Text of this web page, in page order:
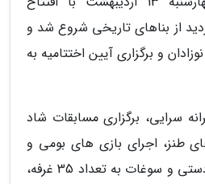
از بناهای تاریخی شروع شد و
و برگزاری آیین اختتامیه به
سرایی، برگزاری مسابقات شاد
طنز، اجرای بازی های بومی و
محلی، نمایشگاه صنایع دستی و سوغات به تعداد 35 غرفه،